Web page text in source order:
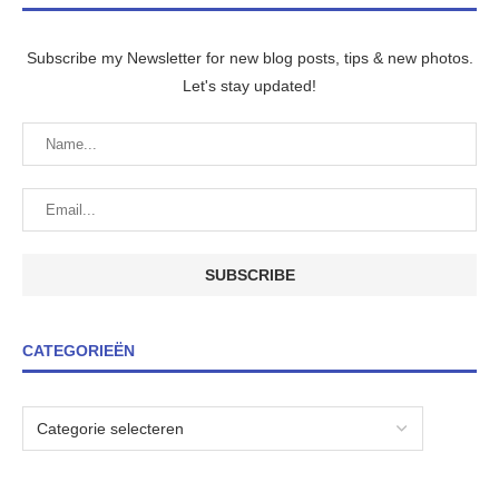
Subscribe my Newsletter for new blog posts, tips & new photos.
Let's stay updated!
CATEGORIEËN